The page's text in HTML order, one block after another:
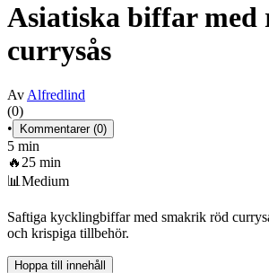
Asiatiska biffar med
currysås
Av Alfredlind
(0)
•
Kommentarer (0)
5 min
🔥 25 min
📊 Medium
Saftiga kycklingbiffar med smakrik röd
och krispiga tillbehör.
Hoppa till innehåll